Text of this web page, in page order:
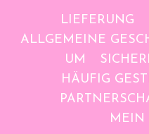
LIEFERUNG
ALLGEMEINE
UM
HÄUFIG
MEIN